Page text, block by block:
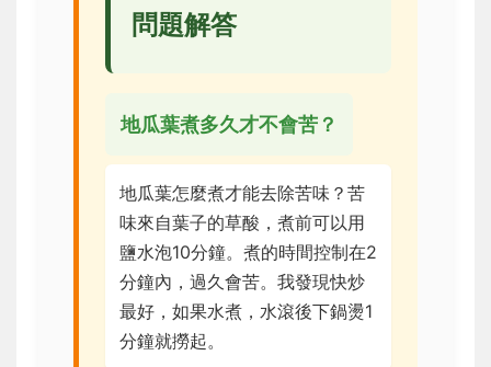
問題解答
地瓜葉煮多久才不會苦？
地瓜葉怎麼煮才能去除苦味？苦
味來自葉子的草酸，煮前可以用
鹽水泡10分鐘。煮的時間控制在2
分鐘內，過久會苦。我發現快炒
最好，如果水煮，水滾後下鍋燙1
分鐘就撈起。